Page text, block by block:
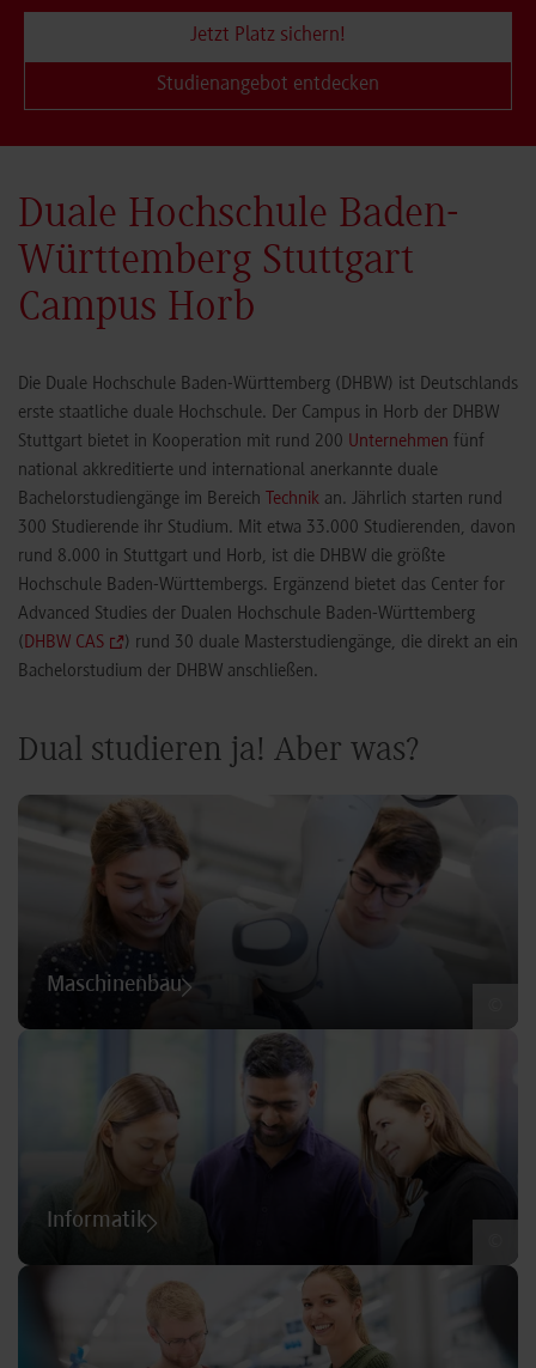
Jetzt Platz sichern!
Studienangebot entdecken
Duale Hochschule Baden-
Württemberg Stuttgart
Campus Horb
Die Duale Hochschule Baden-Württemberg (DHBW) ist Deutschlands
erste staatliche duale Hochschule. Der Campus in Horb der DHBW
Stuttgart bietet in Kooperation mit rund 200 Unternehmen fünf
national akkreditierte und international anerkannte duale
Bachelorstudiengänge im Bereich
Technik an. Jährlich starten rund
300 Studierende ihr Studium. Mit etwa 33.000 Studierenden, davon
rund 8.000 in Stuttgart und Horb, ist die DHBW die größte
Hochschule Baden-Württembergs. Ergänzend bietet das Center for
Advanced Studies der Dualen Hochschule Baden-Württemberg
( DHBW CAS
) rund 30 duale Masterstudiengänge, die direkt an ein
Bachelorstudium der DHBW anschließen.
Dual studieren ja! Aber was?
Maschinenbau
Informatik